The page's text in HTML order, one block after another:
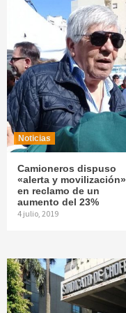
Noticias
Camioneros dispuso
«alerta y movilización»
en reclamo de un
aumento del 23%
4 julio, 2019